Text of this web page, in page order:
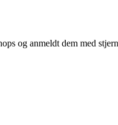
og anmeldt dem med